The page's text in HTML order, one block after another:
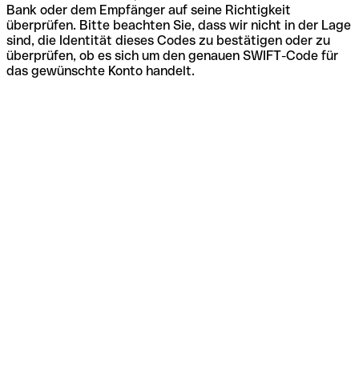
Bank oder dem Empfänger auf seine Richtigkeit
überprüfen. Bitte beachten Sie, dass wir nicht in der Lage
sind, die Identität dieses Codes zu bestätigen oder zu
überprüfen, ob es sich um den genauen SWIFT-Code für
das gewünschte Konto handelt.